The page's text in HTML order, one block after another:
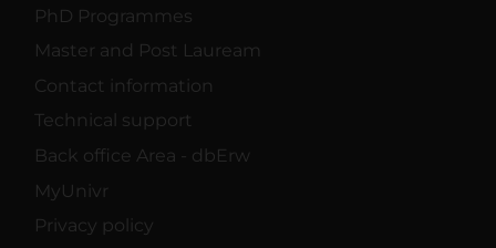
PhD Programmes
Master and Post Lauream
Contact information
Technical support
Back office Area - dbErw
MyUnivr
Privacy policy